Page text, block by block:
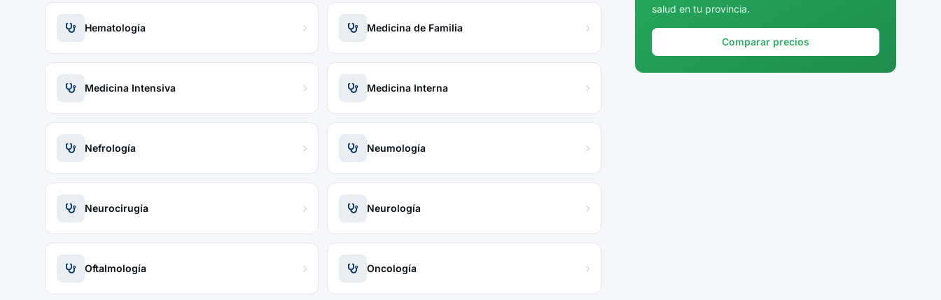
Hematología Medicina de Familia
Medicina Intensiva Medicina Interna
Nefrología Neumología
Neurocirugía Neurología
Oftalmología Oncología
Girona
salud en tu provincia.
Comparar precios